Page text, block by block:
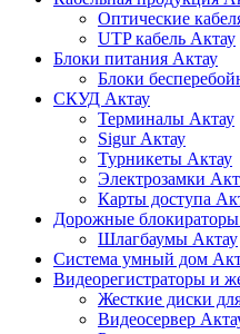
Оптические
UTP кабель Актау
Блоки питания Актау
Блоки
СКУД Актау
Терминалы Актау
Sigur Актау
Турникеты Актау
Электрозамки
Карты доступа
Дорожные
Шлагбаумы Актау
Система умный дом
Видеорегистраторы и
Жесткие диски
Видеосервер